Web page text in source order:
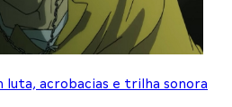
luta, acrobacias e trilha sonora